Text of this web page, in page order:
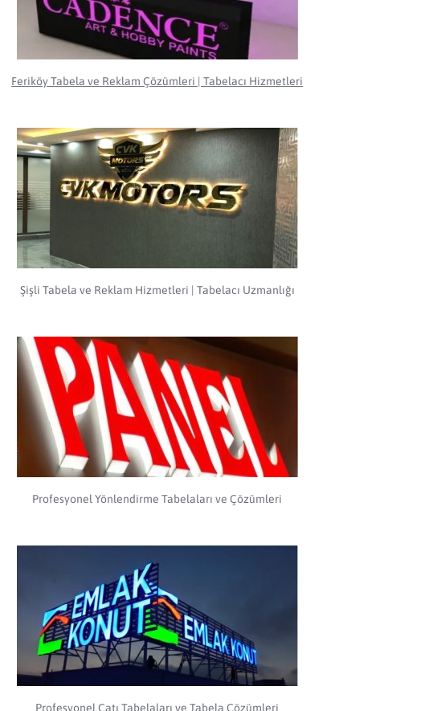
Feriköy Tabela ve Reklam Çözümleri | Tabelacı Hizmetleri
Şişli Tabela ve Reklam Hizmetleri | Tabelacı Uzmanlığı
Profesyonel Yönlendirme Tabelaları ve Çözümleri
Profesyonel Çatı Tabelaları ve Tabela Çözümleri